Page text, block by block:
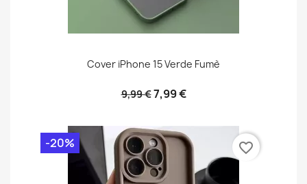
Cover iPhone 15 Verde Fumè
9,99 €7,99 €
-20% favorite_border